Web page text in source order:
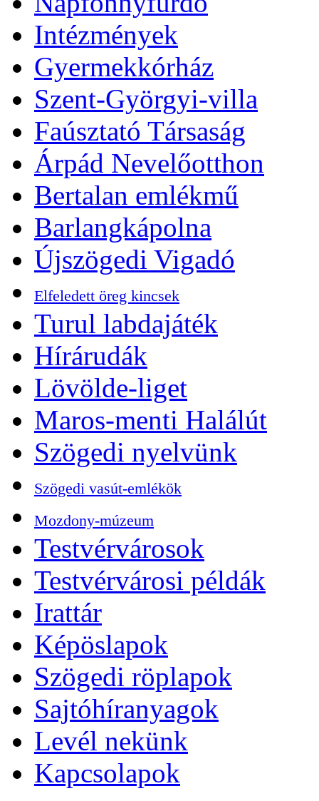
Intézmények
Gyermekkórház
Szent-Györgyi-villa
Faúsztató Társaság
Árpád Nevelőotthon
Bertalan emlékmű
Barlangkápolna
Újszögedi Vigadó
Elfeledett öreg kincsek
Turul labdajáték
Hírárudák
Lövölde-liget
Maros-menti Halálút
Szögedi nyelvünk
Szögedi vasút-emlékök
Mozdony-múzeum
Testvérvárosok
Testvérvárosi példák
Irattár
Képöslapok
Szögedi röplapok
Sajtóhíranyagok
Levél nekünk
Kapcsolapok